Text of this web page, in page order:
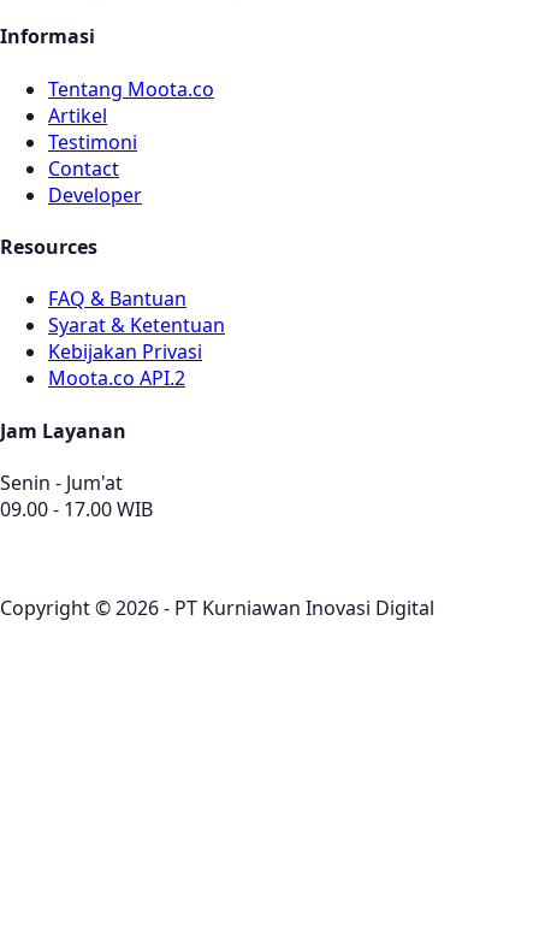
Informasi
Tentang Moota.co
Artikel
Testimoni
Contact
Developer
Resources
FAQ & Bantuan
Syarat & Ketentuan
Kebijakan Privasi
Moota.co API.2
Jam Layanan
Senin - Jum'at
09.00 - 17.00 WIB
Copyright © 2026 - PT Kurniawan Inovasi Digital